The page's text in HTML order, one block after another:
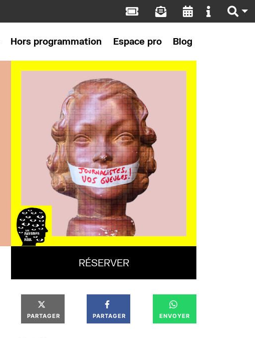
Hors programmation Espace pro Blog
RÉSERVER
PARTAGER PARTAGER ENVOYER